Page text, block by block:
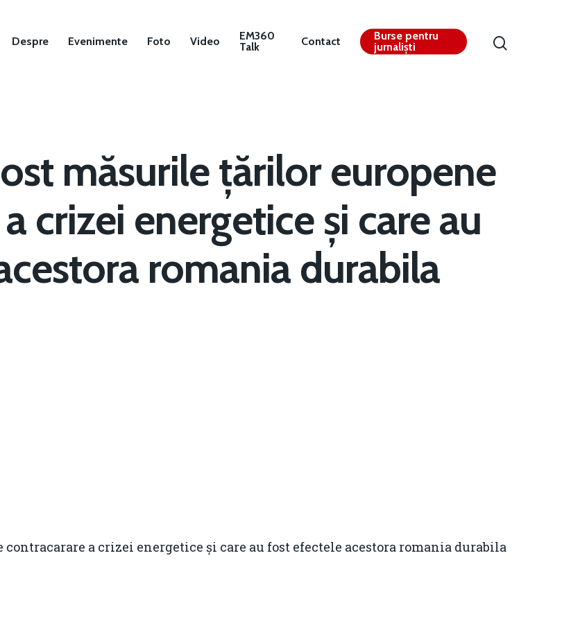
Despre Evenimente Foto Video
EM360
Talk
Contact
Burse pentru
jurnaliști
măsurile țărilor europene
crizei energetice și care au
romania durabila
a crizei energetice și care au fost efectele acestora romania durabila